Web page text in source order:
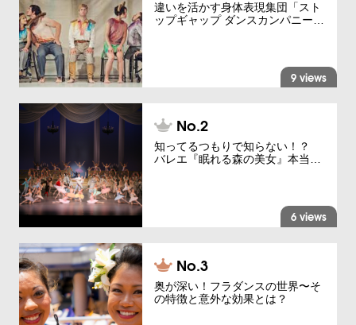
違いを活かす身体表現集団「スト
ップギャップ ダンスカンパニー…
9 views
知ってるつもりで知らない！？
バレエ『眠れる森の美女』本当…
6 views
奥が深い！フラダンスの世界〜そ
の特徴と意外な効果とは？